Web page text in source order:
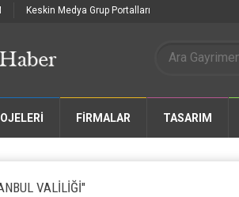
Keskin Medya Grup Portalları
FIRMALAR TASARIM
VALILIĞI"